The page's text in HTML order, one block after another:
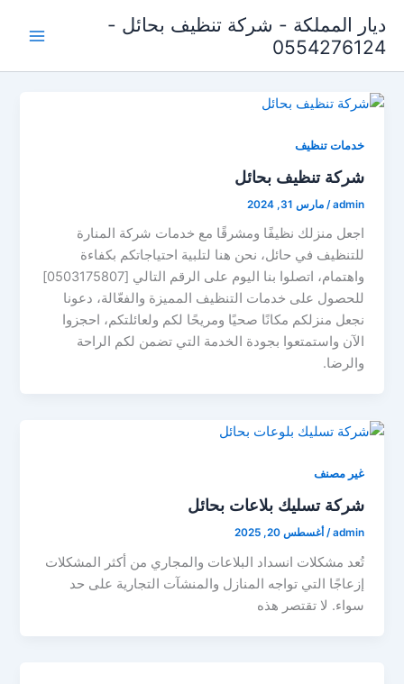
إلى
المحتوى
ديار المملكة - شركة تنظيف بحائل -
0554276124
خدمات تنظيف
شركة تنظيف بحائل
admin
/مارس 31, 2024
اجعل منزلك نظيفًا ومشرقًا مع خدمات شركة المنارة
للتنظيف في حائل، نحن هنا لتلبية احتياجاتكم بكفاءة
واهتمام، اتصلوا بنا اليوم على الرقم التالي [0503175807]
للحصول على خدمات التنظيف المميزة والفعّالة، دعونا
نجعل منزلكم مكانًا صحيًا ومريحًا لكم ولعائلتكم، احجزوا
الآن واستمتعوا بجودة الخدمة التي تضمن لكم الراحة
والرضا.
غير مصنف
شركة تسليك بلاعات بحائل
admin
/ أغسطس 20, 2025
تُعد مشكلات انسداد البلاعات والمجاري من أكثر المشكلات
إزعاجًا التي تواجه المنازل والمنشآت التجارية على حد
سواء. لا تقتصر هذه